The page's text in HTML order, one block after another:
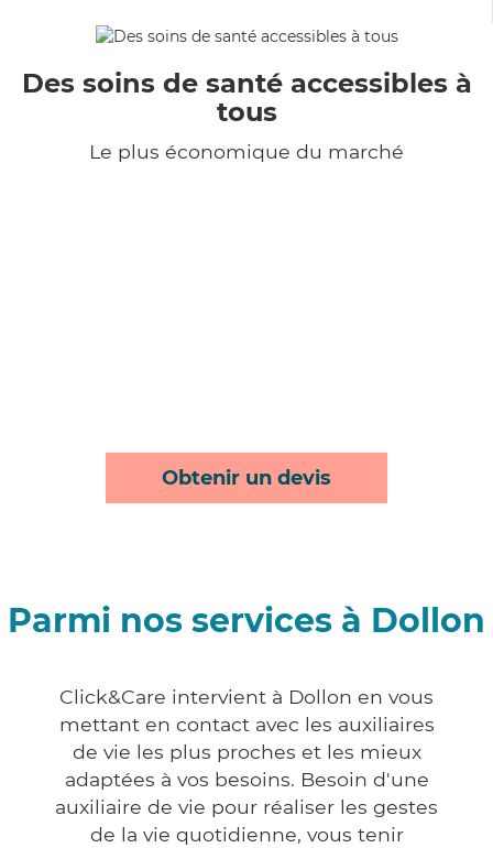
Des soins de santé accessibles à
tous
Le plus économique du marché
Obtenir un devis
Parmi nos services à Dollon
Click&Care intervient à Dollon en vous
mettant en contact avec les auxiliaires
de vie les plus proches et les mieux
adaptées à vos besoins. Besoin d'une
auxiliaire de vie pour réaliser les gestes
de la vie quotidienne, vous tenir